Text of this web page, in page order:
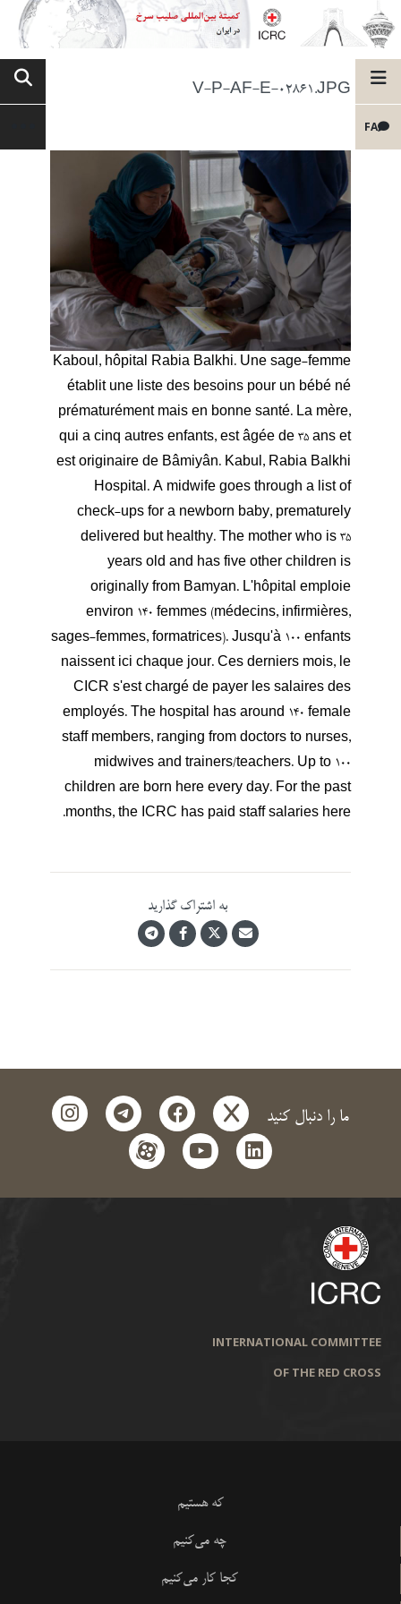
FA
V-P-AF-E-02861.JPG
Kaboul, hôpital Rabia Balkhi. Une sage-femme
établit une liste des besoins pour un bébé né
prématurément mais en bonne santé. La mère,
qui a cinq autres enfants, est âgée de 35 ans et
est originaire de Bâmiyân. Kabul, Rabia Balkhi
Hospital. A midwife goes through a list of
check-ups for a newborn baby, prematurely
delivered but healthy. The mother who is 35
years old and has five other children is
originally from Bamyan. L'hôpital emploie
environ 140 femmes (médecins, infirmières,
sages-femmes, formatrices). Jusqu'à 100 enfants
naissent ici chaque jour. Ces derniers mois, le
CICR s'est chargé de payer les salaires des
employés. The hospital has around 140 female
staff members, ranging from doctors to nurses,
midwives and trainers/teachers. Up to 100
children are born here every day. For the past
months, the ICRC has paid staff salaries here.
به اشتراک گذارید
ما را دنبال کنید x
facebook
telegram
instagram
linkedin
youtube
aparat
INTERNATIONAL COMMITTEE
OF THE RED CROSS
که هستیم
چه می‌کنیم
کجا کار می‌کنیم